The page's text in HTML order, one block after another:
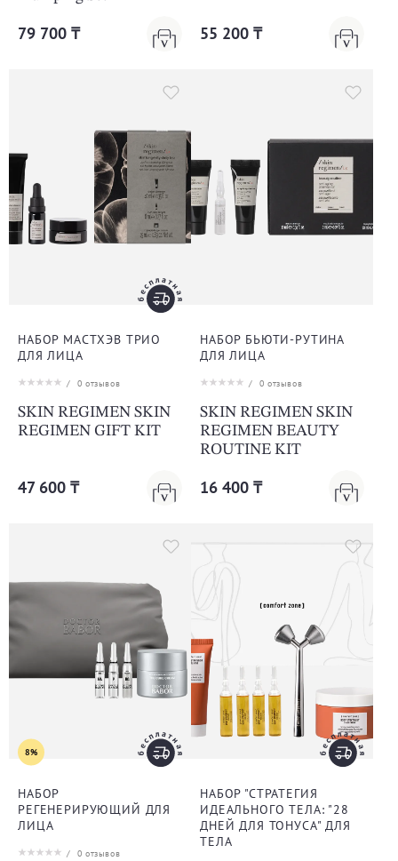
79 700 ₸ 55 200 ₸
НАБОР МАСТХЭВ ТРИО
ДЛЯ ЛИЦА
/ 0 отзывов
SKIN REGIMEN SKIN
REGIMEN GIFT KIT
47 600 ₸
НАБОР БЬЮТИ-РУТИНА
ДЛЯ ЛИЦА
/ 0 отзывов
SKIN REGIMEN SKIN
REGIMEN BEAUTY
ROUTINE KIT
16 400 ₸
8%
НАБОР
РЕГЕНЕРИРУЮЩИЙ ДЛЯ
ЛИЦА
/ 0 отзывов
НАБОР "СТРАТЕГИЯ
ИДЕАЛЬНОГО ТЕЛА: "28
ДНЕЙ ДЛЯ ТОНУСА" ДЛЯ
ТЕЛА